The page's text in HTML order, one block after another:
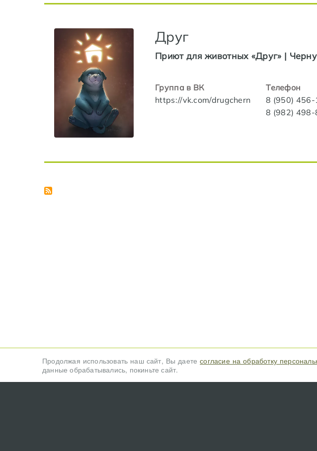
Друг
Приют для животных «Друг» |
Группа в ВК
https://vk.com/drugchern
Телефон
8 (950)
8 (982)
Продолжая использовать наш сайт, Вы даетесогласие на обработку
данные обрабатывались, покиньте сайт.